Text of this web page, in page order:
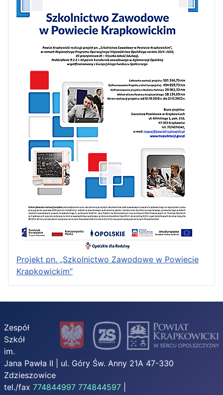
Projekt pn. „Szkolnictwo Zawodowe w Powiecie
Krapkowickim”
Zespół
Szkół
im.
Jana Pawła II | ul. Góry Św. Anny 21A 47-330
Zdzieszowice
tel./fax 774844997 774844597